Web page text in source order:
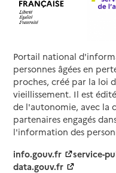
Portail national
personnes âgées en
proches, créé par la loi
vieillissement. Il est
de l'autonomie, avec la
partenaires engagés
l'information des
info.gouv.fr
service-
data.gouv.fr